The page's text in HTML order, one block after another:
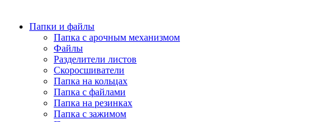
Папки и файлы
Папка с арочным механизмом
Файлы
Разделители листов
Скоросшиватели
Папка на кольцах
Папка с файлами
Папка на резинках
Папка с зажимом